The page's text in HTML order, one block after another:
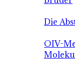
Die
OIV-